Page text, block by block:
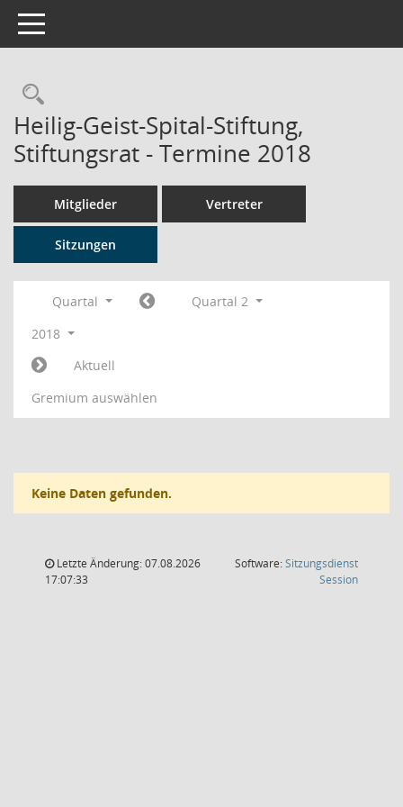
Toggle navigation
Rechercheauswahl
Heilig-Geist-Spital-Stiftung,
Stiftungsrat - Termine 2018
Mitglieder Vertreter
Sitzungen
Quartal
Quartal 2
2018
Aktuell
Gremium auswählen
Keine Daten gefunden.
Letzte Änderung: 07.08.2026
17:07:33
Software:Sitzungsdienst
Session(Wird in